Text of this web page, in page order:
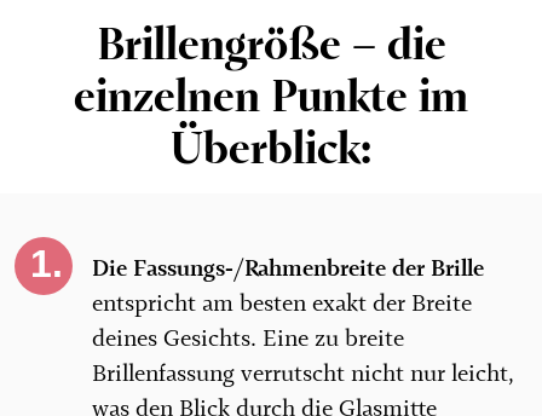
Brillengröße – die
einzelnen Punkte im
Überblick:
Die Fassungs-/Rahmenbreite der Brille
entspricht am besten exakt der Breite
deines Gesichts. Eine zu breite
Brillenfassung verrutscht nicht nur leicht,
was den Blick durch die Glasmitte